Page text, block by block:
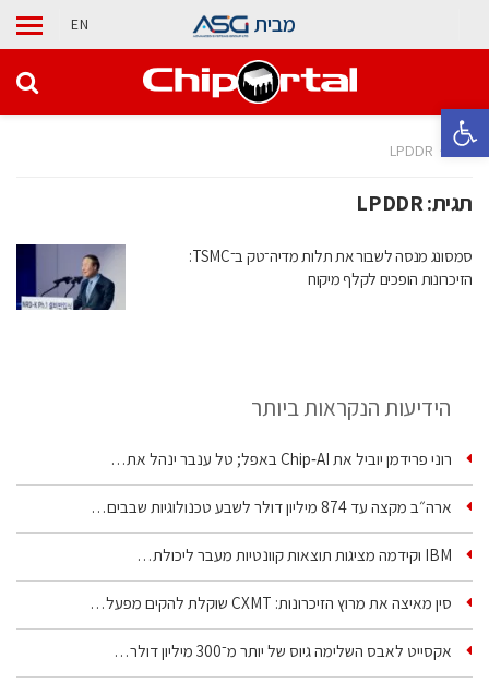
פתח סרגל נגישות
מבית EN
בית LPDDR
תגית:LPDDR
סמסונג מנסה לשבור את תלות מדיה־טק ב־TSMC:
הזיכרונות הופכים לקלף מיקוח
הידיעות הנקראות ביותר
רוני פרידמן יוביל את Chip‑AI באפל; טל ענבר ינהל את…
ארה״ב מקצה עד 874 מיליון דולר לשבע טכנולוגיות שבבים…
IBM וקידמה מציגות תוצאות קוונטיות מעבר ליכולת…
סין מאיצה את מרוץ הזיכרונות: CXMT שוקלת להקים מפעל…
אקסייט לאבס השלימה גיוס של יותר מ־300 מיליון דולר…